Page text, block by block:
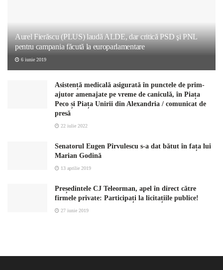
Aurel Fierăscu (PLUS) laudă ALDE, dar critică PSD şi PNL
pentru campania făcută la europarlamentare
6 iunie 2019
Asistență medicală asigurată în punctele de prim-
ajutor amenajate pe vreme de caniculă, în Piața
Peco și Piața Unirii din Alexandria / comunicat de
presă
22 iulie 2022
Senatorul Eugen Pîrvulescu s-a dat bătut în fața lui
Marian Godină
13 aprilie 2019
Președintele CJ Teleorman, apel în direct către
firmele private: Participați la licitațiile publice!
27 iunie 2019